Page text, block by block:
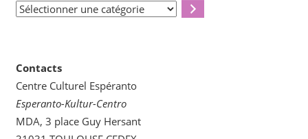
Sélectionner
Contacts
Centre Culturel Espéranto
Esperanto-Kultur-Centro
MDA, 3 place Guy Hersant